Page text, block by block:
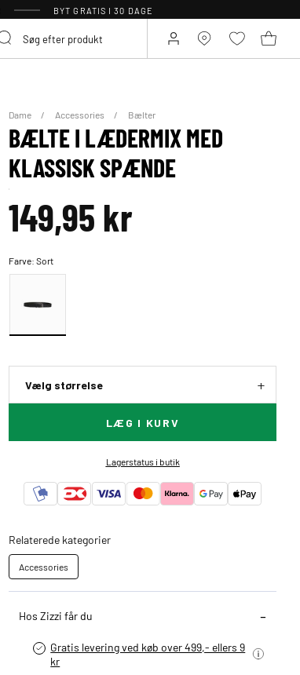
BYT GRATIS I 30 DAGE
Dame Accessories Bælter
BÆLTE I LÆDERMIX MED
KLASSISK SPÆNDE
149,95 kr
Farve:Sort
Vælg størrelse
LÆG I KURV
Lagerstatus i butik
Relaterede kategorier
Accessories
Hos Zizzi får du
Gratis levering ved køb over 499,- ellers 9
kr